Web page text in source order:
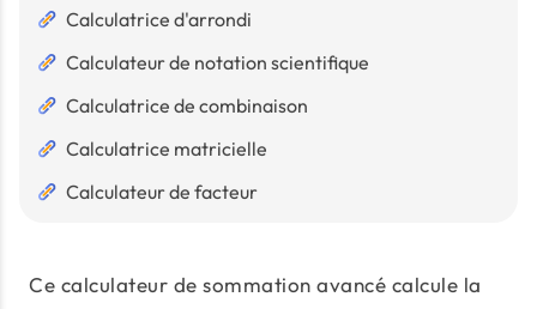
Calculatrice d'arrondi
Calculateur de notation scientifique
Calculatrice de combinaison
Calculatrice matricielle
Calculateur de facteur
Ce calculateur de sommation avancé calcule la